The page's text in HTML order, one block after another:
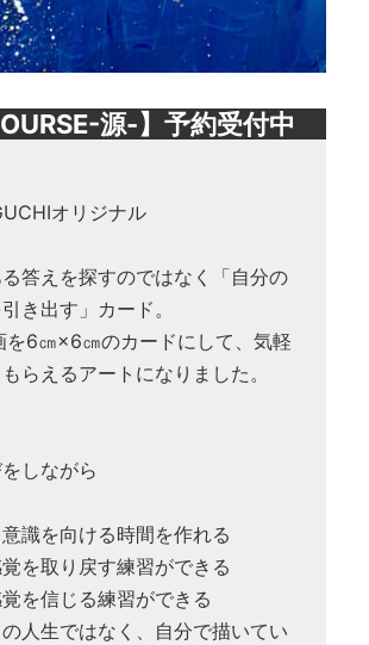
源-】予約受付中
オリジナル
答えを探すのではなく「自分の
き出す」カード。
を6㎝×6㎝のカードにして、気軽
らえるアートになりました。
しながら
識を向ける時間を作れる
を取り戻す練習ができる
を信じる練習ができる
人生ではなく、自分で描いてい